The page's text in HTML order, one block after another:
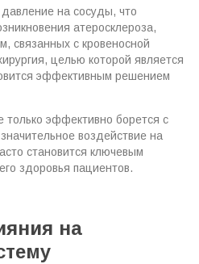
на сосуды, что
атеросклероза,
связанных с кровеносной
целью которой является
эффективным решением
только эффективно борется с
воздействие на
становится ключевым
здоровья пациентов.
на